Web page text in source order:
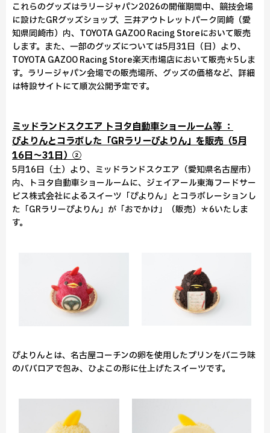
これらのグッズはラリージャパン2026の開催期間中、競技会場
に設けたGRグッズショップ、三井アウトレットパーク岡崎（愛
知県岡崎市）内、TOYOTA GAZOO Racing Storeにおいて販売
します。また、一部のグッズについては5月31日（日）より、
TOYOTA GAZOO Racing Store楽天市場店において販売＊5しま
す。ラリージャパン会場での販売場所、グッズの価格など、詳細
は特設サイトにて順次公開予定です。
ミッドランドスクエア トヨタ自動車ショールーム等 ：
ぴよりんとコラボした「GRラリーぴよりん」を販売（5月
16日～31日）②
5月16日（土）より、ミッドランドスクエア（愛知県名古屋市）
内、トヨタ自動車ショールームに、ジェイアール東海フードサー
ビス株式会社によるスイーツ「ぴよりん」とコラボレーションし
た「GRラリーぴよりん」が「おでかけ」（販売）＊6いたしま
す。
ぴよりんとは、名古屋コーチンの卵を使用したプリンをバニラ味
のババロアで包み、ひよこの形に仕上げたスイーツです。